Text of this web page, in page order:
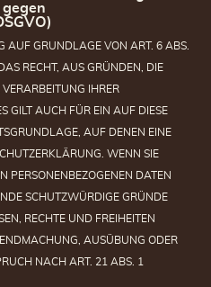
gegen
AUF GRUNDLAGE VON ART. 6 ABS.
RECHT, AUS GRÜNDEN, DIE
IHRER
GILT AUCH FÜR EIN AUF DIESE
AUF DENEN EINE
WENN SIE
PERSONENBEZOGENEN DATEN
SCHUTZWÜRDIGE GRÜNDE
RECHTE UND FREIHEITEN
AUSÜBUNG ODER
NACH ART. 21 ABS. 1